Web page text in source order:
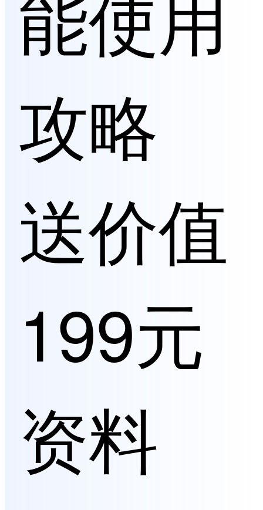
攻略
送价值
199元
资料